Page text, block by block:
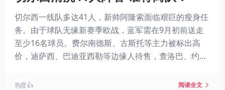
切尔西一线队多达41人，新帅阿隆索面临艰巨的瘦身任
务。由于球队无缘新赛季欧战，蓝军需在9月初前送走
至少16名球员。费尔南德斯、古斯托等主力被标出高
价，迪萨西、巴迪亚西勒等边缘人待售，查洛巴、约根
超六大豪门中垫底，只能依靠球员交易弥补缺口。阿隆
热度 👍 阅读全文